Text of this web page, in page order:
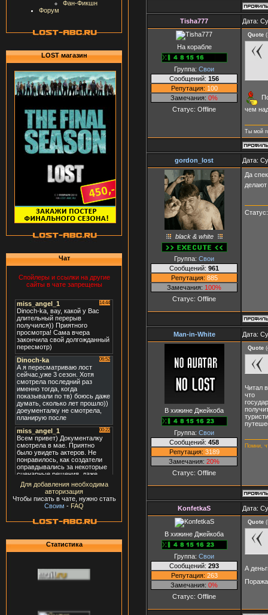
Фан-Фикшн
Форум
LOST магазин
Чат
Спойлеры и ссылки на другие
сайты в чате запрещены
Для добавления необходима
авторизация
Чтобы писать в чате, нужно стать
Своим - FAQ
Статистика
Tisha777 Дата:
На корабле
Группа: Свои
Сообщений: 156
Репутация: 100
Замечания: 0%
Статус: Offline
Quote (
чем
Ты мой
gordon_lost Дата:
black & white
Группа: Свои
Сообщений: 961
Репутация: 885
Замечания: 100%
Статус: Offline
Да
Man-in-White Дата:
В хижине Джейкоба
Группа: Свои
Сообщений: 458
Репутация: 3189
Замечания: 20%
Статус: Offline
Quote (
Читал
что
Помни,
KonfetkaS Дата:
В хижине Джейкоба
Группа: Свои
Сообщений: 293
Репутация: 263
Замечания: 0%
Статус: Offline
Quote (
А